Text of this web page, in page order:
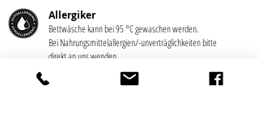
Allergiker
Bettwäsche kann bei 95 °C gewaschen werden.
Bei Nahrungsmittelallergien/-unverträglichkeiten bitte
direkt an uns wenden.
Abfalltrennung
Als umweltbewusste Unterkunft achten wir auf